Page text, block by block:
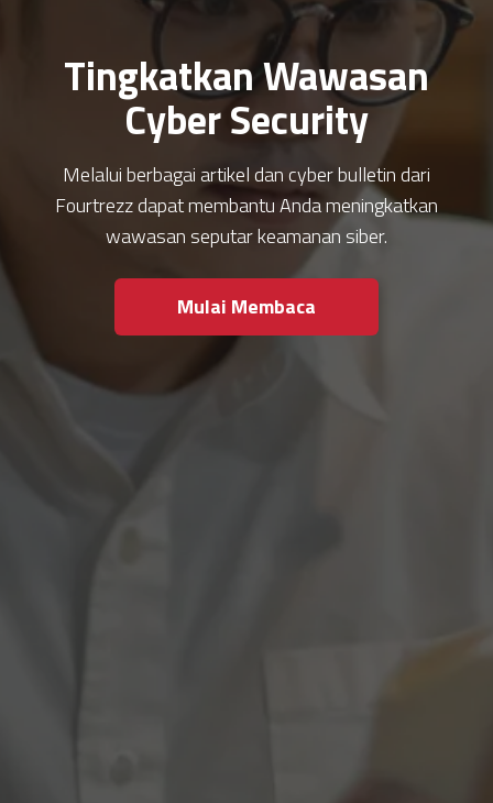
Tingkatkan Wawasan
Cyber Security
Melalui berbagai artikel dan cyber bulletin dari
Fourtrezz dapat membantu Anda meningkatkan
wawasan seputar keamanan siber.
Mulai Membaca